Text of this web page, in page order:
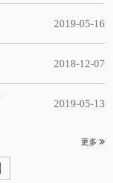
2019-05-16
2018-12-07
2019-05-13
更多